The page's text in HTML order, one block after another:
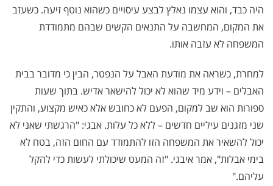
היה כבד, והוא עצמו נאלץ לבצע עיסויים כשהוא נוטף זיעה. כשעזב
את המקום, המחשבה על התנאים הקשים שבהם מתמודדת
המשפחה לא עזבה אותו.
למחרת, כשראה את מודעת האבל על הנפטר, הבין כי מדובר בבית
האבלים – וידע מיד שהוא לא יכול להישאר אדיש. בתוך שעות
ספורות הוא שב למקום, הפעם לא כחובש אלא כאיש מקצוע, והתקין
שני מזגנים עיליים חדשים – ללא כל עלות. אבגי: "הרגשתי שאני לא
יכול להשאיר את המשפחה הזו להתמודד עם החום הזה, בטח לא
בימי אבלות", אמר איבגי. "זה המעט שיכולתי לעשות כדי להקל
עליהם."